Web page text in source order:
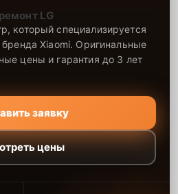
LG
который специализируется
Xiaomi. Оригинальные
цены и гарантия до 3 лет
заявку
цены